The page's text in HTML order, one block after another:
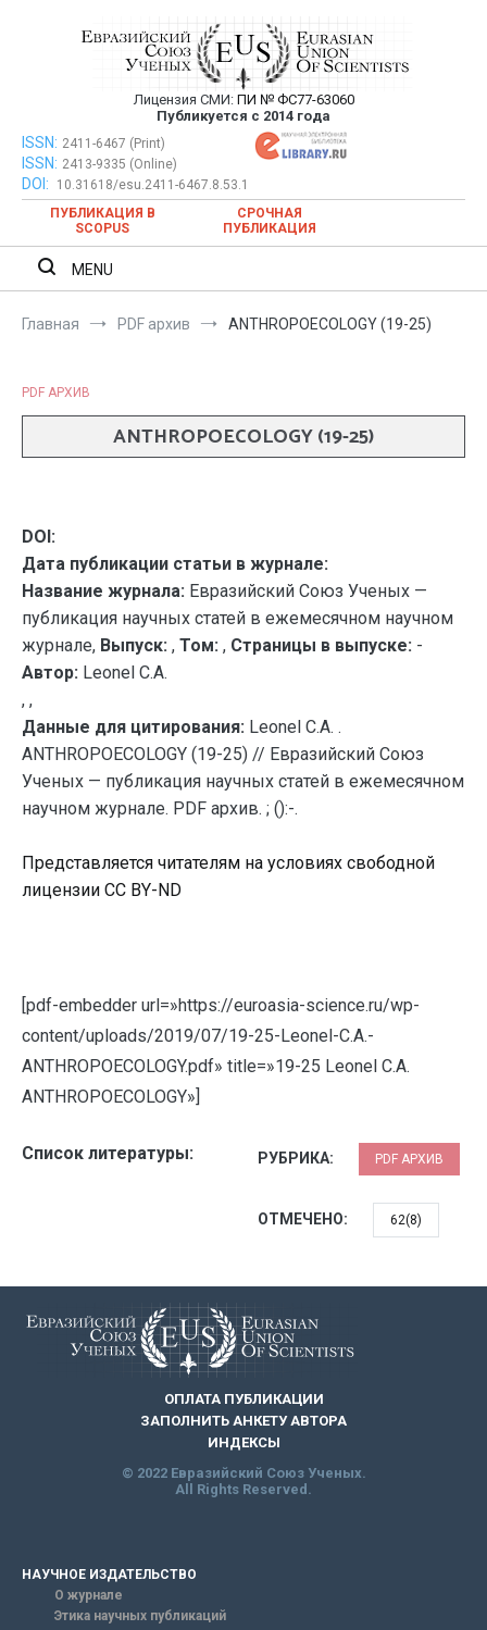
Евразийский Союз Ученых —
публикация научных статей в
ежемесячном научном журнале
Лицензия СМИ: ПИ № ФС77-63060
Публикуется с 2014 года
Евразийский Союз Ученых — публикация научных статей в
ежемесячном научном журнале
ISSN: 2411-6467 (Print)
ISSN: 2413-9335 (Online)
DOI:
10.31618/esu.2411-6467.8.53.1
ПУБЛИКАЦИЯ В
SCOPUS
СРОЧНАЯ
ПУБЛИКАЦИЯ
MENU
Главная PDF архив ANTHROPOECOLOGY (19-25)
PDF АРХИВ
ANTHROPOECOLOGY (19-25)
DOI:
Дата публикации статьи в журнале:
Название журнала: Евразийский Союз Ученых —
публикация научных статей в ежемесячном научном
журнале, Выпуск: , Том: , Страницы в выпуске: -
Автор: Leonel C.A.
, ,
Данные для цитирования: Leonel C.A. .
ANTHROPOECOLOGY (19-25) // Евразийский Союз
Ученых — публикация научных статей в ежемесячном
научном журнале. PDF архив. ; ():-.
Представляется читателям на условиях свободной
лицензии CC BY-ND
[pdf-embedder url=»https://euroasia-science.ru/wp-
content/uploads/2019/07/19-25-Leonel-C.A.-
ANTHROPOECOLOGY.pdf» title=»19-25 Leonel C.A.
ANTHROPOECOLOGY»]
Список литературы: РУБРИКА: PDF АРХИВ
ОТМЕЧЕНО: 62(8)
ОПЛАТА ПУБЛИКАЦИИ
ЗАПОЛНИТЬ АНКЕТУ АВТОРА
ИНДЕКСЫ
© 2022 Евразийский Союз Ученых.
All Rights Reserved.
НАУЧНОЕ ИЗДАТЕЛЬСТВО
О журнале
Этика научных публикаций